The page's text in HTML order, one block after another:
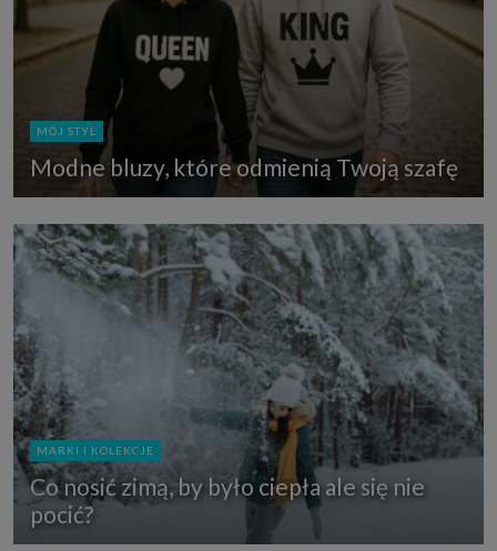
MÓJ STYL
Modne bluzy, które odmienią Twoją szafę
MARKI I KOLEKCJE
Co nosić zimą, by było ciepła ale się nie
pocić?